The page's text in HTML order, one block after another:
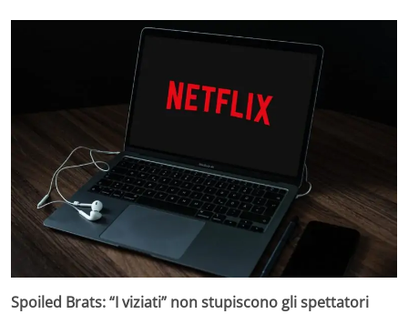
Spoiled Brats: “I viziati” non stupiscono gli spettatori